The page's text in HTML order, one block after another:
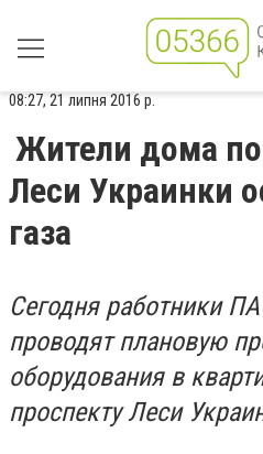
08:27, 21 липня 2016 р.
Жители дома по
Леси Украинки
газа
Сегодня работники
проводят плановую
оборудования в
проспекту Леси